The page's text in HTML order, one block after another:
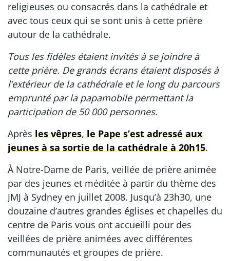
religieuses ou consacrés dans la cathédrale et
avec tous ceux qui se sont unis à cette prière
autour de la cathédrale.
Tous les fidèles étaient invités à se joindre à
cette prière. De grands écrans étaient disposés à
l’extérieur de la cathédrale et le long du parcours
emprunté par la papamobile permettant la
participation de 50 000 personnes.
Après les vêpres, le Pape s’est adressé aux
jeunes à sa sortie de la cathédrale à 20h15.
À Notre-Dame de Paris, veillée de prière animée
par des jeunes et méditée à partir du thème des
JMJ à Sydney en juillet 2008. Jusqu’à 23h30, une
douzaine d’autres grandes églises et chapelles du
centre de Paris vous ont accueilli pour des
veillées de prière animées avec différentes
communautés et groupes de prière.